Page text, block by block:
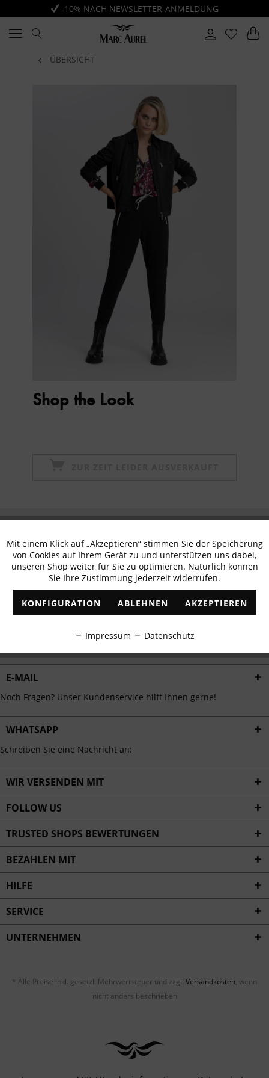
-10% NACH NEWSLETTER-ANMELDUNG
ÜBERSICHT
Shop the Look
erhalten
✓ Exklusive Angebote ✓ Die aktuellsten Trends
E-MAIL
Noch Fragen? Unser Kundenservice hilft Ihnen gerne!
WHATSAPP
Schreiben Sie eine Nachricht an:
WIR VERSENDEN MIT
FOLLOW US
TRUSTED SHOPS BEWERTUNGEN
BEZAHLEN MIT
HILFE
SERVICE
UNTERNEHMEN
* Alle Preise inkl. gesetzl. Mehrwertsteuer und zzgl. Versandkosten, wenn
nicht anders beschrieben
Funktionale Aktiv
Marketing Inaktiv
Tracking Inaktiv
Personalisierung Inaktiv
Service
Mit einem Klick auf „Akzeptieren“ stimmen Sie der Speicherung
von Cookies auf Ihrem Gerät zu und unterstützen uns dabei,
unseren Shop weiter für Sie zu optimieren. Natürlich können
Sie Ihre Zustimmung jederzeit widerrufen.
KONFIGURATION ABLEHNEN AKZEPTIEREN
Impressum Datenschutz